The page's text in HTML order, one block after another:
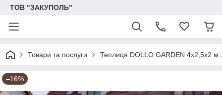
ТОВ "ЗАКУПОЛЬ"
Товари та послуги Теплиця DOLLO GARDEN 4х2,5х2 м
–16%